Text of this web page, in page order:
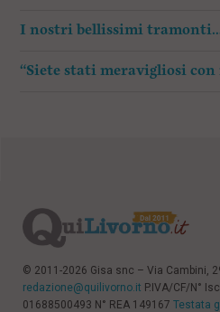
I nostri bellissimi
“Siete stati meravigliosi
© 2011-2026 Gisa snc – Via Cambini,
redazione@quilivorno.it P.IVA/CF/N°
01688500493 N° REA 149167 Testata